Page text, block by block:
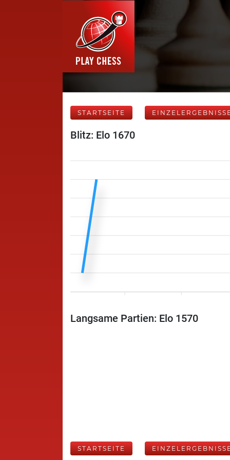
STARTSEITE
Blitz: Elo 1670
Langsame Partien: Elo 1570
STARTSEITE